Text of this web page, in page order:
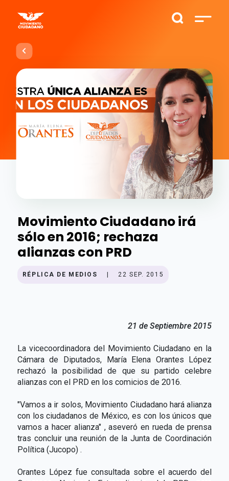
Movimiento Ciudadano irá
sólo en 2016; rechaza
alianzas con PRD
RÉPLICA DE MEDIOS 22 SEP. 2015
21 de Septiembre 2015
La vicecoordinadora del Movimiento Ciudadano en la
Cámara de Diputados, María Elena Orantes López
rechazó la posibilidad de que su partido celebre
alianzas con el PRD en los comicios de 2016.
"Vamos a ir solos, Movimiento Ciudadano hará alianza
con los ciudadanos de México, es con los únicos que
vamos a hacer alianza" , aseveró en rueda de prensa
tras concluir una reunión de la Junta de Coordinación
Política (Jucopo) .
Orantes López fue consultada sobre el acuerdo del